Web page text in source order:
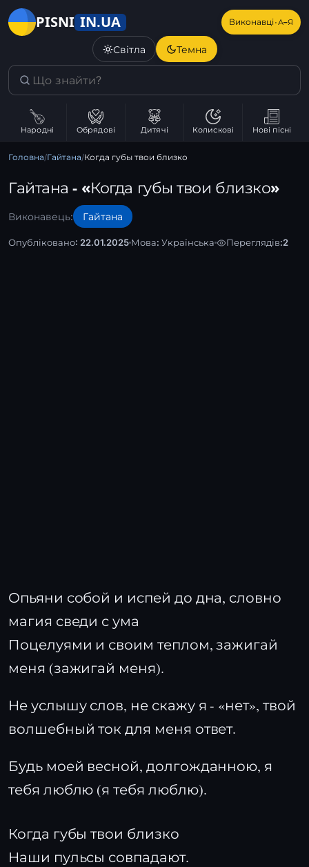
PISNI IN.UA Виконавці·А–Я
Світла Темна
Народні Обрядові Дитячі Колискові Нові пісні
Головна/Гайтана/Когда губы твои близко
Гайтана - «Когда губы твои близко»
Виконавець: Гайтана
Опубліковано: 22.01.2025 Мова: Українська Переглядів:2
Опьяни собой и испей до дна, словно
магия сведи с ума
Поцелуями и своим теплом, зажигай
меня (зажигай меня).
Не услышу слов, не скажу я - «нет», твой
волшебный ток для меня ответ.
Будь моей весной, долгожданною, я
тебя люблю (я тебя люблю).
Когда губы твои близко
Наши пульсы совпадают.